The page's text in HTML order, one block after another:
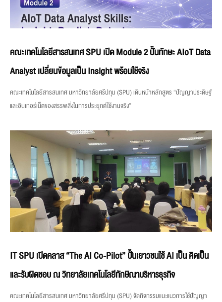
คณะเทคโนโลยีสารสนเทศ SPU เปิด Module 2 ปั้นทักษะ AIoT Data
Analyst เปลี่ยนข้อมูลเป็น Insight พร้อมใช้จริง
คณะเทคโนโลยีสารสนเทศ มหาวิทยาลัยศรีปทุม (SPU) เดินหน้าหลักสูตร “ปัญญาประดิษฐ์
และอินเทอร์เน็ตของสรรพสิ่งในการประยุกต์ใช้งานจริง”
IT SPU เปิดคลาส “The AI Co-Pilot” ปั้นเยาวชนใช้ AI เป็น คิดเป็น
และรับผิดชอบ ณ วิทยาลัยเทคโนโลยีทักษิณาบริหารธุรกิจ
คณะเทคโนโลยีสารสนเทศ มหาวิทยาลัยศรีปทุม (SPU) จัดกิจกรรมแนะแนวการใช้ปัญญา